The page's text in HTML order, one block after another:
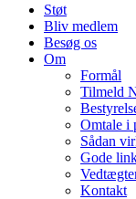
Støt
Bliv medlem
Besøg os
Om
Formål
Tilmeld
Omtale i
Sådan
Gode
Kontakt